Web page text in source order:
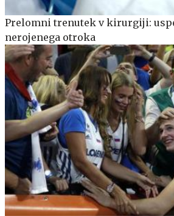
Prelomni trenutek v kirurgiji:
nerojenega otroka